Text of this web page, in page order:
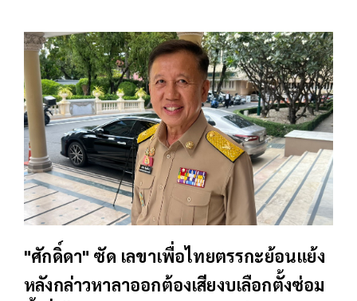
"ศักดิ์ดา" ซัด เลขาเพื่อไทยตรรกะย้อนแย้ง
หลังกล่าวหาลาออกต้องเสียงบเลือกตั้งซ่อม